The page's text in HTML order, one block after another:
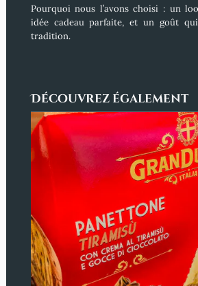
Pourquoi nous l’avons choisi : un
idée cadeau parfaite, et un goût
tradition.
Découvrez également